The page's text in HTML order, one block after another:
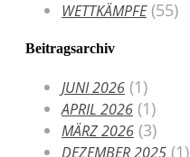
WETTKÄMPFE(55)
Beitragsarchiv
JUNI 2026 (1)
APRIL 2026 (1)
MÄRZ 2026 (3)
DEZEMBER 2025 (1)